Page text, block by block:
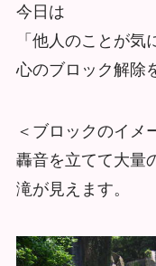
今日は
「他人のことが気
心のブロック解除
＜ブロックのイメ
轟音を立てて大量
滝が見えます。